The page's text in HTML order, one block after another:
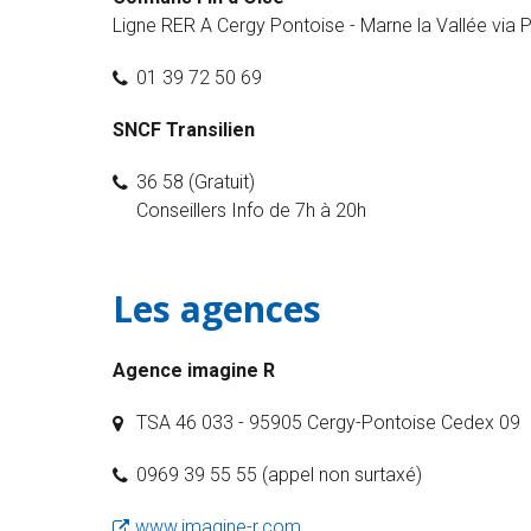
Ligne RER A Cergy Pontoise - Marne la Vallée via
01 39 72 50 69
SNCF Transilien
36 58 (Gratuit)
Conseillers Info de 7h à 20h
Les agences
Agence imagine R
TSA 46 033 - 95905 Cergy-Pontoise Cedex 09
0969 39 55 55 (appel non surtaxé)